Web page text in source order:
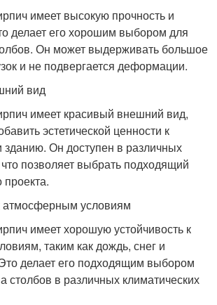
имеет высокую прочность и
делает его хорошим выбором для
Он может выдерживать большое
и не подвергается деформации.
вид
имеет красивый внешний вид,
эстетической ценности к
Он доступен в различных
что позволяет выбрать подходящий
атмосферным условиям
имеет хорошую устойчивость к
таким как дождь, снег и
делает его подходящим выбором
столбов в различных климатических